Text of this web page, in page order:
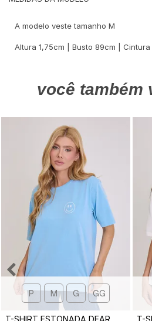
A modelo veste tamanho M
Altura 1,75cm | Busto 89cm |
você também
P M G GG